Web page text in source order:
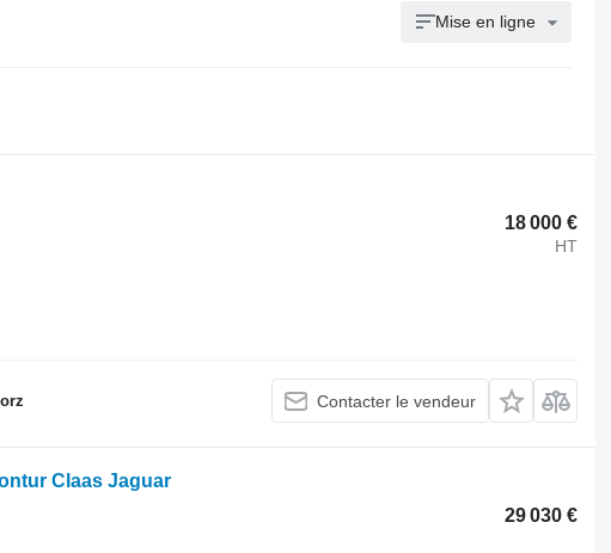
Mise en ligne
18 000 €
HT
Contacter le vendeur
Claas Jaguar
29 030 €